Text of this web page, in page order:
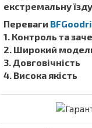
екстремальну
Переваги
1. Контроль та
2. Широкий
3. Довговічність
4. Висока якість